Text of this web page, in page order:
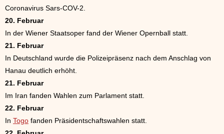
Coronavirus Sars-COV-2.
20. Februar
In der Wiener Staatsoper fand der Wiener Opernball statt.
21. Februar
In Deutschland wurde die Polizeipräsenz nach dem Anschlag von
Hanau deutlich erhöht.
21. Februar
Im Iran fanden Wahlen zum Parlament statt.
22. Februar
In Togo fanden Präsidentschaftswahlen statt.